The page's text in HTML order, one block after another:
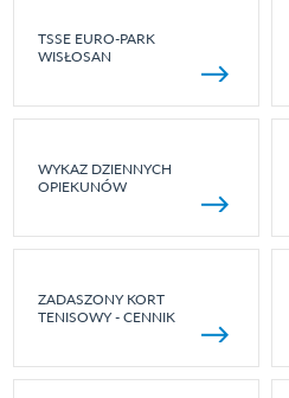
TSSE EURO-PARK
WISŁOSAN
WYKAZ DZIENNYCH
OPIEKUNÓW
ZADASZONY KORT
TENISOWY - CENNIK